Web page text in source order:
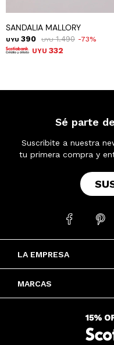
SANDALIA MALLORY
UYU 390 UYU 1.490 73
UYU 332
LA EMPRESA
MARCAS
Sé parte
Suscribite a nuestra
tu primera compra y
 